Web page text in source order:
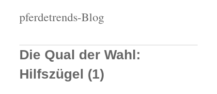
pferdetrends-Blog
Die Qual der Wahl:
Hilfszügel (1)